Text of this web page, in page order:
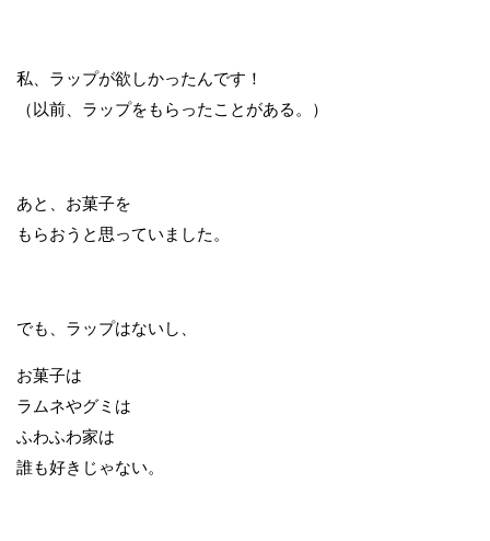
私、ラップが欲しかったんです！
（以前、ラップをもらったことがある。）
あと、お菓子を
もらおうと思っていました。
でも、ラップはないし、
お菓子は
ラムネやグミは
ふわふわ家は
誰も好きじゃない。